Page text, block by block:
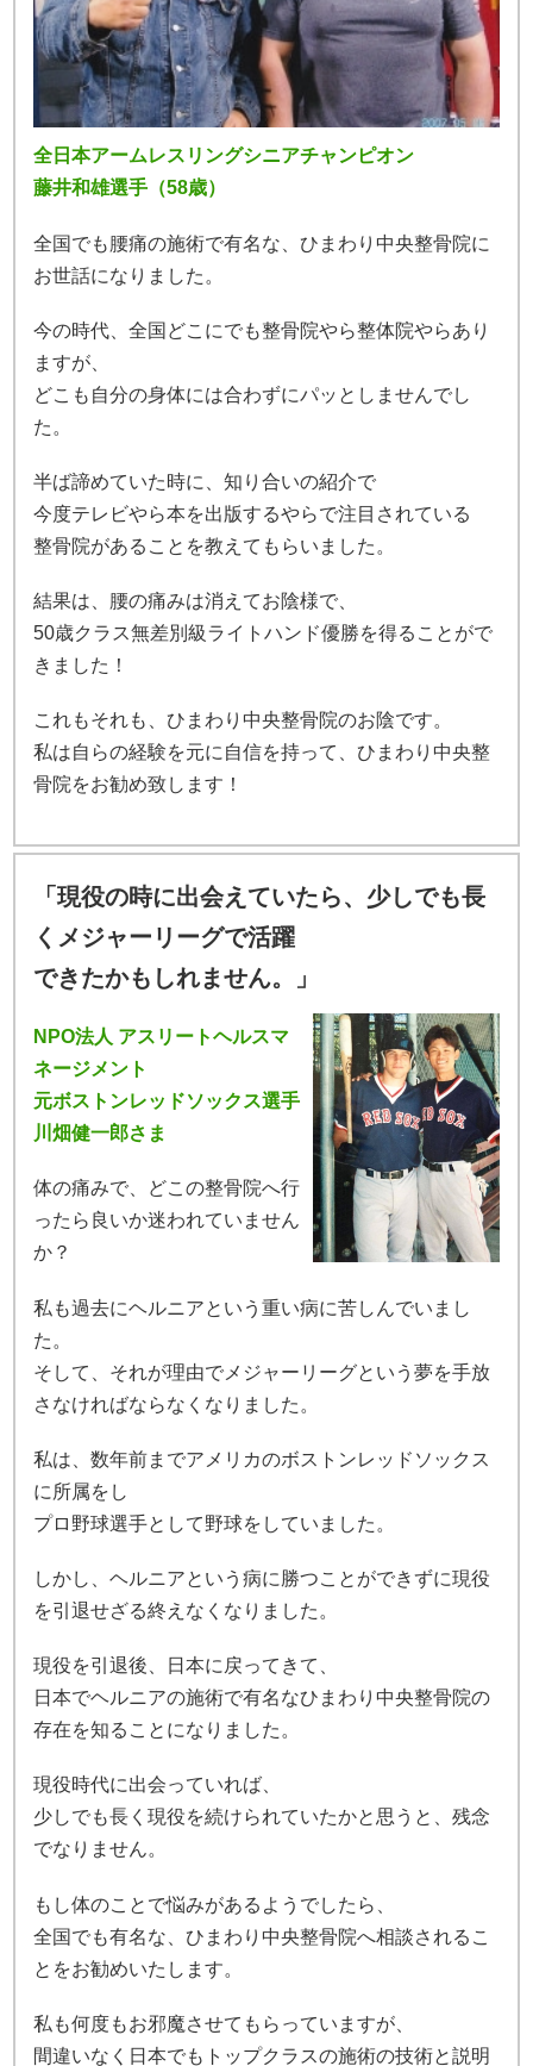
全日本アームレスリングシニアチャンピオン
藤井和雄選手（58歳）
全国でも腰痛の施術で有名な、ひまわり中央整骨院に
お世話になりました。
今の時代、全国どこにでも整骨院やら整体院やらあり
ますが、
どこも自分の身体には合わずにパッとしませんでし
た。
半ば諦めていた時に、知り合いの紹介で
今度テレビやら本を出版するやらで注目されている
整骨院があることを教えてもらいました。
結果は、腰の痛みは消えてお陰様で、
50歳クラス無差別級ライトハンド優勝を得ることがで
きました！
これもそれも、ひまわり中央整骨院のお陰です。
私は自らの経験を元に自信を持って、ひまわり中央整
骨院をお勧め致します！
「現役の時に出会えていたら、少しでも長
くメジャーリーグで活躍
できたかもしれません。」
NPO法人 アスリートヘルスマ
ネージメント
元ボストンレッドソックス選手
川畑健一郎さま
体の痛みで、どこの整骨院へ行
ったら良いか迷われていません
か？
私も過去にヘルニアという重い病に苦しんでいまし
た。
そして、それが理由でメジャーリーグという夢を手放
さなければならなくなりました。
私は、数年前までアメリカのボストンレッドソックス
に所属をし
プロ野球選手として野球をしていました。
しかし、ヘルニアという病に勝つことができずに現役
を引退せざる終えなくなりました。
現役を引退後、日本に戻ってきて、
日本でヘルニアの施術で有名なひまわり中央整骨院の
存在を知ることになりました。
現役時代に出会っていれば、
少しでも長く現役を続けられていたかと思うと、残念
でなりません。
もし体のことで悩みがあるようでしたら、
全国でも有名な、ひまわり中央整骨院へ相談されるこ
とをお勧めいたします。
私も何度もお邪魔させてもらっていますが、
間違いなく日本でもトップクラスの施術の技術と説明